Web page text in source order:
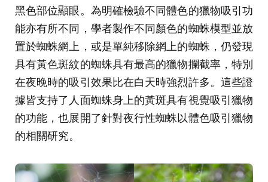
黑色部位顯眼。為明確檢驗不同體色的獵物吸引功
能亦有所不同，學者製作不同顏色的蜘蛛模型並放
置於蜘蛛網上，或是單純移除網上的蜘蛛，仍發現
具有黃色斑紋的蜘蛛具有最高的獵物攔截率，特別
在夜晚時的吸引效果比在白天時強烈許多。這些證
據皆支持了人面蜘蛛身上的黃斑具有視覺吸引獵物
的功能，也展開了針對夜行性蜘蛛以體色吸引獵物
的相關研究。